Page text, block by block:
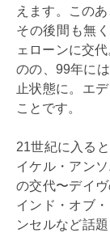
えます。この
その後間も無
ェローンに交
のの、99年に
止状態に。エ
ことです。
21世紀に入る
イケル・アン
の交代〜デイ
インド・オブ
ンセルなど話